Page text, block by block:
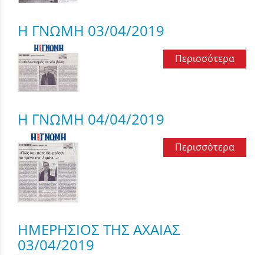
Η ΓΝΩΜΗ 03/04/2019
Περισσότερα
Η ΓΝΩΜΗ 04/04/2019
Περισσότερα
ΗΜΕΡΗΣΙΟΣ ΤΗΣ ΑΧΑΙΑΣ
03/04/2019